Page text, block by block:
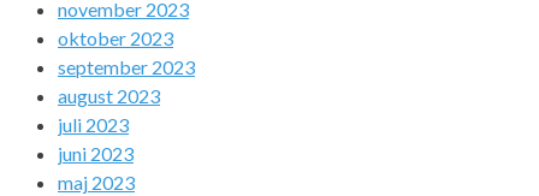
november 2023
oktober 2023
september 2023
august 2023
juli 2023
juni 2023
maj 2023